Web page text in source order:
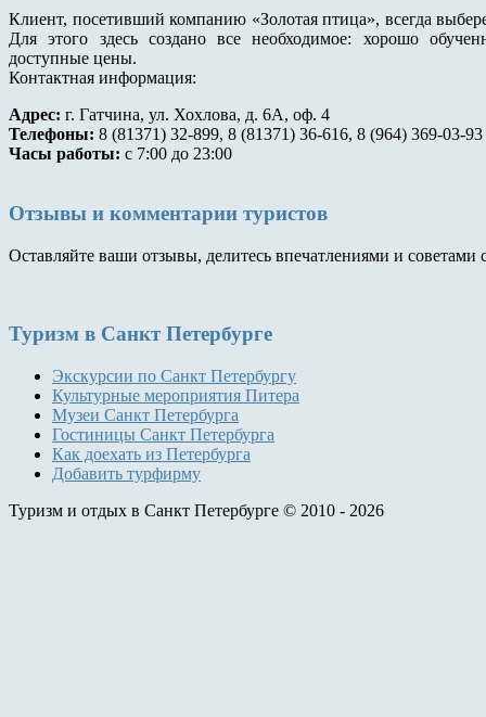
Клиент, посетивший компанию «Золотая птица», всегда
Для этого здесь создано все необходимое: хорошо
доступные цены.
Контактная информация:
Адрес: г. Гатчина, ул. Хохлова, д. 6А, оф. 4
Телефоны: 8 (81371) 32-899, 8 (81371) 36-616, 8 (964) 369-03-93
Часы работы: с 7:00 до 23:00
Отзывы и комментарии туристов
Оставляйте ваши отзывы, делитесь впечатлениями и советами
Туризм в Санкт Петербурге
Экскурсии по Санкт Петербургу
Культурные мероприятия Питера
Музеи Санкт Петербурга
Гостиницы Санкт Петербурга
Как доехать из Петербурга
Добавить турфирму
Туризм и отдых в Санкт Петербурге © 2010 - 2026